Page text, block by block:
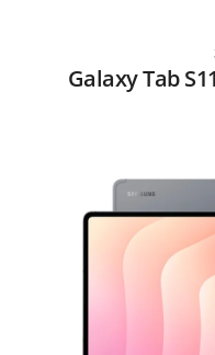
Galaxy Tab